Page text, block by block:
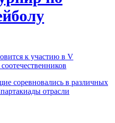
к участию в V
соревновались в различных
отрасли